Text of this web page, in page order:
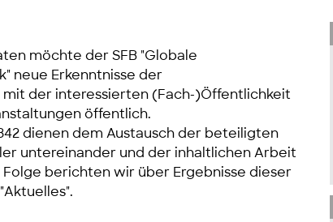
möchte der SFB "Globale
neue Erkenntnisse der
der interessierten (Fach-)Öffentlichkeit
öffentlich.
dienen dem Austausch der beteiligten
untereinander und der inhaltlichen Arbeit
berichten wir über Ergebnisse dieser